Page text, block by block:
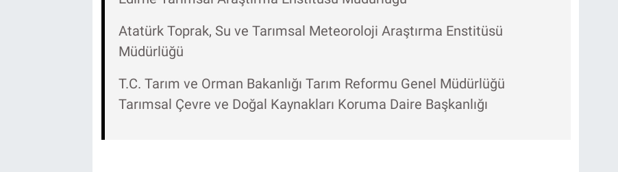
Atatürk Toprak, Su ve Tarımsal Meteoroloji Araştırma Enstitüsü
Müdürlüğü
T.C. Tarım ve Orman Bakanlığı Tarım Reformu Genel Müdürlüğü
Tarımsal Çevre ve Doğal Kaynakları Koruma Daire Başkanlığı